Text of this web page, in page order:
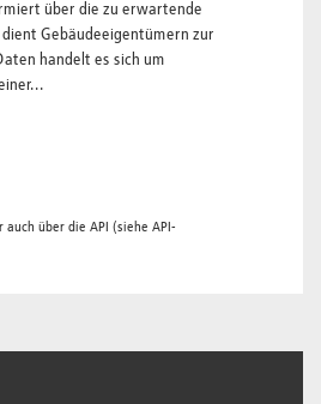
über die zu erwartende
Gebäudeeigentümern zur
handelt es sich um
auch über die API (siehe API-